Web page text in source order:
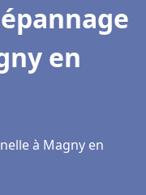
en
à Magny en